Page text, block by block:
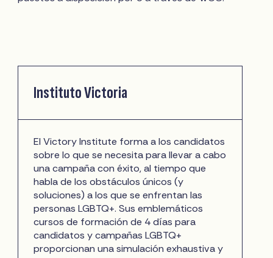
Instituto Victoria
El Victory Institute forma a los candidatos
sobre lo que se necesita para llevar a cabo
una campaña con éxito, al tiempo que
habla de los obstáculos únicos (y
soluciones) a los que se enfrentan las
personas LGBTQ+. Sus emblemáticos
cursos de formación de 4 días para
candidatos y campañas LGBTQ+
proporcionan una simulación exhaustiva y